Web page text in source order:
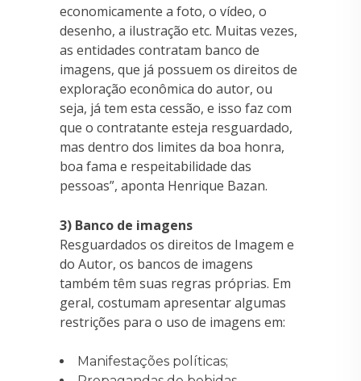
economicamente a foto, o vídeo, o
desenho, a ilustração etc. Muitas vezes,
as entidades contratam banco de
imagens, que já possuem os direitos de
exploração econômica do autor, ou
seja, já tem esta cessão, e isso faz com
que o contratante esteja resguardado,
mas dentro dos limites da boa honra,
boa fama e respeitabilidade das
pessoas”, aponta Henrique Bazan.
3) Banco de imagens
Resguardados os direitos de Imagem e
do Autor, os bancos de imagens
também têm suas regras próprias. Em
geral, costumam apresentar algumas
restrições para o uso de imagens em:
Manifestações políticas;